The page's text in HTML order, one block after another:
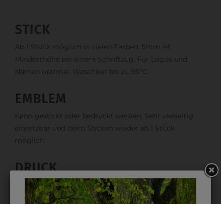
STICK
Ab 1 Stück möglich in vielen Farben. 5mm ist
Mindesthöhe bei einem Schriftzug. Für Logos und
Namen optimal. Waschbar bis zu 95°C.
EMBLEM
Kann gestickt oder bedruckt werden. Sehr vielseitig
einsetzbar und beim Sticken wieder ab 1 Stück
möglich.
DRUCK
Perfekt für große Logos und für kleine Details, jedoch
kostet jede Farbe extra und ist erst ab 12 Stück